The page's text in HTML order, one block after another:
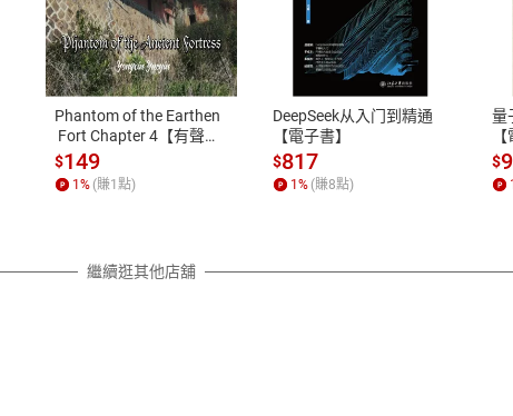
退換貨規範
是否提供消費者保護法七日猶豫期
利，遽消費者保護法及通訊交易解
合理例外情事適用準則，依商品性
各有不同規定。詳細退換貨說明請參
各商品說明。
客服資訊
服務時間：週一到週五
13:00-17:00 (國定假日
客服電話：0080-
Phantom of the Earthen
Fort Chapter 4【有聲
書】
$149
1 % (賺1 點)
DeepSeek从入门到精通
【電子書】
$817
1% (賺8點)
量
$
繼續逛其他店舖